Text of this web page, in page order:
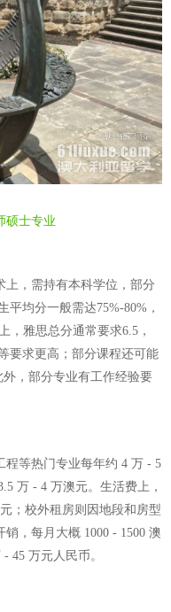
硕士专业
上，需持有本科学位，部分
平均分一般需达75%-80%，
，雅思总分通常要求6.5，
要求更高；部分课程还可能
，部分专业有工作经验要
程等热门专业每年约 4 万 - 5
万 - 4 万澳元。生活费上，
；校外租房则因地段和房型
，每月大概 1000 - 1500 澳
45 万元人民币。